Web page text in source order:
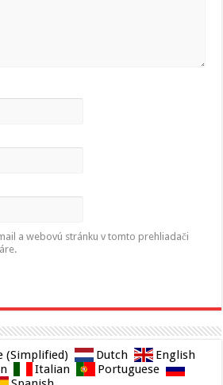
a webovú stránku v tomto prehliadači
(Simplified) Dutch
English
Italian
Portuguese